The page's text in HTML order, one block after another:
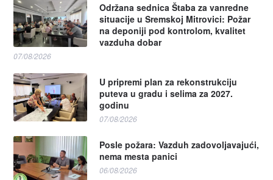
Održana sednica Štaba za vanredne
situacije u Sremskoj Mitrovici: Požar
na deponiji pod kontrolom, kvalitet
vazduha dobar
07/08/2026
U pripremi plan za rekonstrukciju
puteva u gradu i selima za 2027.
godinu
07/08/2026
Posle požara: Vazduh zadovoljavajući,
nema mesta panici
06/08/2026